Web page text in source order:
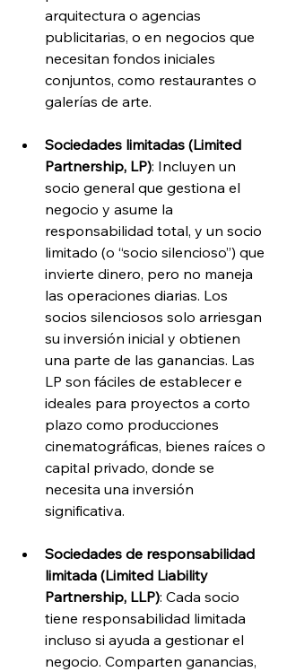
arquitectura o agencias
publicitarias, o en negocios que
necesitan fondos iniciales
conjuntos, como restaurantes o
galerías de arte.
Sociedades limitadas (Limited
Partnership, LP): Incluyen un
socio general que gestiona el
negocio y asume la
responsabilidad total, y un socio
limitado (o “socio silencioso”) que
invierte dinero, pero no maneja
las operaciones diarias. Los
socios silenciosos solo arriesgan
su inversión inicial y obtienen
una parte de las ganancias. Las
LP son fáciles de establecer e
ideales para proyectos a corto
plazo como producciones
cinematográficas, bienes raíces o
capital privado, donde se
necesita una inversión
significativa.
Sociedades de responsabilidad
limitada (Limited Liability
Partnership, LLP): Cada socio
tiene responsabilidad limitada
incluso si ayuda a gestionar el
negocio. Comparten ganancias,